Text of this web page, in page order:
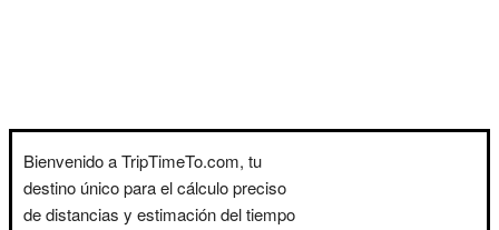
Bienvenido a TripTimeTo.com, tu
destino único para el cálculo preciso
de distancias y estimación del tiempo